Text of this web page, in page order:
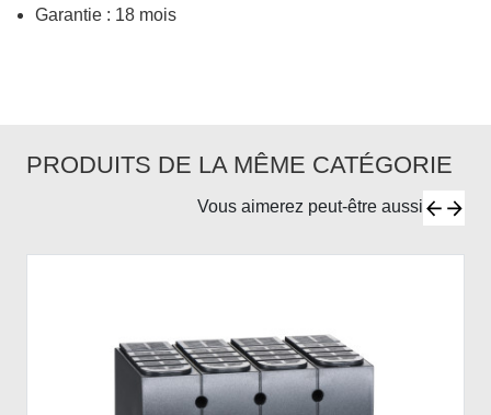
Garantie : 18 mois
PRODUITS DE LA MÊME CATÉGORIE
Vous aimerez peut-être aussi